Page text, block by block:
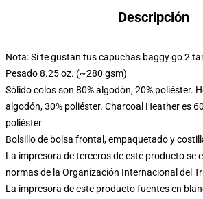
Descripción
Nota: Si te gustan tus capuchas baggy go 2
Pesado 8.25 oz. (~280 gsm)
Sólido colos son 80% algodón, 20% poliéster.
algodón, 30% poliéster. Charcoal Heather es
poliéster
Bolsillo de bolsa frontal, empaquetado y
La impresora de terceros de este producto se
normas de la Organización Internacional del
La impresora de este producto fuentes en